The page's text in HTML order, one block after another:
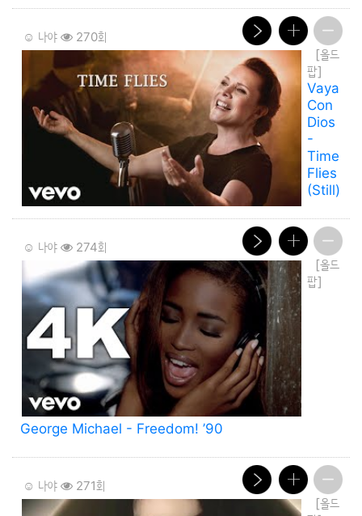
☺️ 나야 270회
[올드
팝]
Vaya
Con
Dios
-
Time
Flies
(Still)
☺️ 나야 274회
[올드
팝]
George Michael - Freedom! ’90
☺️ 나야 271회
[올드